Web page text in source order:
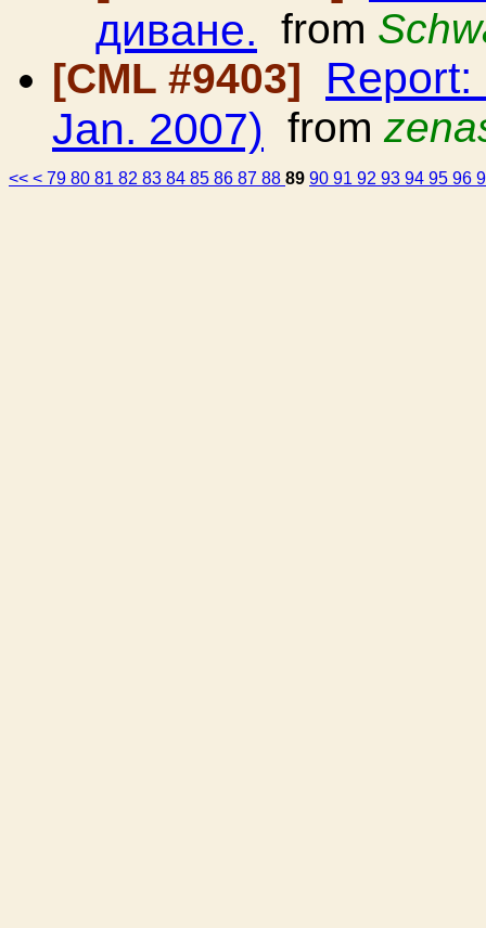
диване. from
[CML #9403]
Jan. 2007) from
<< < 79 80 81 82 83 84 85 86 87 88 89 90 91 92 93 94 95 96